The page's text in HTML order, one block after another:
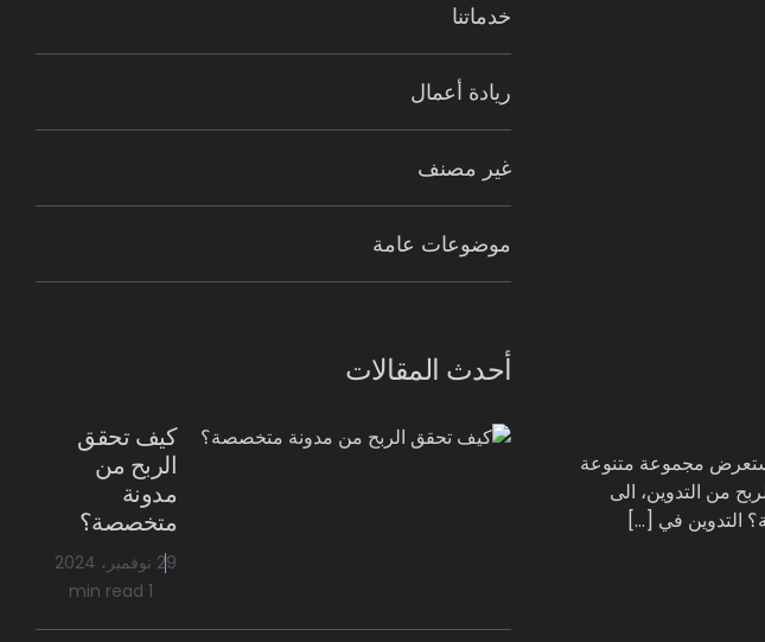
مجموعة متنوعة
من التدوين، الى
التدوين في […]
خدماتنا
ريادة أعمال
غير مصنف
موضوعات عامة
أحدث المقالات
كيف تحقق
الربح من
مدونة
متخصصة؟
29 نوفمبر، 2024
1 min read